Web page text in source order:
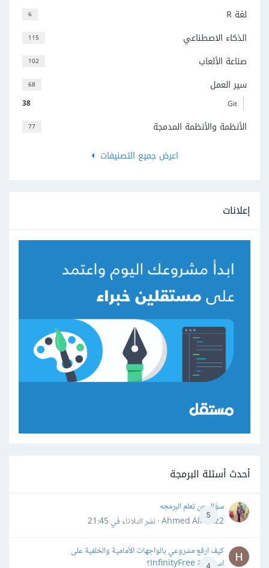
6 لغة R
115 الذكاء الاصطناعي
102 صناعة الألعاب
68 سير العمل
38 Git
77
الأنظمة والأنظمة المدمجة
اعرض جميع التصنيفات
إعلانات
أحدث أسئلة البرمجة
5
سؤال عن تعلم البرمجه
Ahmed Alhafiz2 · نشر
الثلاثاء في 21:45
4
كيف ارفع مشروعي بالواجهات الأمامية والخلفية على
استضافة InfinityFree؟